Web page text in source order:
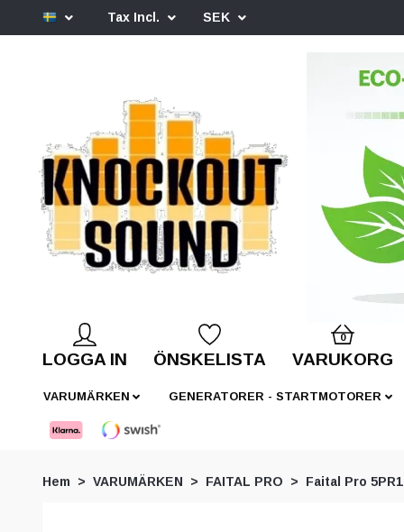
Tax Incl. SEK
LOGGA IN ÖNSKELISTA
0
VARUKORG
VARUMÄRKEN GENERATORER - STARTMOTORER
Hem VARUMÄRKEN FAITAL PRO Faital Pro